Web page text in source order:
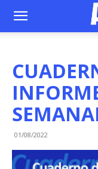
01/08/2022